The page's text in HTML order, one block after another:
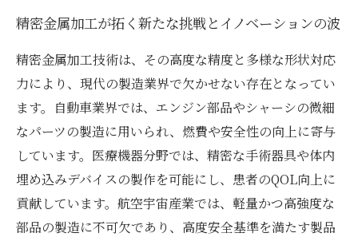
精密金属加工が拓く新たな挑戦とイノベーションの波
精密金属加工技術は、その高度な精度と多様な形状対応
力により、現代の製造業界で欠かせない存在となってい
ます。自動車業界では、エンジン部品やシャーシの微細
なパーツの製造に用いられ、燃費や安全性の向上に寄与
しています。医療機器分野では、精密な手術器具や体内
埋め込みデバイスの製作を可能にし、患者のQOL向上に
貢献しています。航空宇宙産業では、軽量かつ高強度な
部品の製造に不可欠であり、高度安全基準を満たす製品